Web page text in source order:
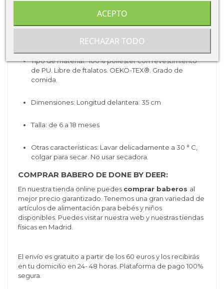
Características del Babero
Tipo de producto: Babero.
Tipo de material:100% poliéster con revestimiento
de PU. Libre de ftalatos. OEKO-TEX®. Grado de
comida.
Dimensiones: Longitud delantera: 35 cm
Talla: de 6 a 18 meses
Otras características: Lavar delicadamente a 30 ° C,
colgar para secar. No usar secadora.
COMPRAR BABERO DE DONE BY DEER:
En nuestra tienda online puedes comprar baberos al
mejor precio garantizado. Tenemos una gran variedad de
artículos de alimentación para bebés y niños
disponibles. Puedes visitar nuestra web y nuestras tiendas
físicas en Madrid.
El envío es gratuito a partir de los 60 euros y los recibirás
en tu domicilio en 24- 48 horas. Plataforma de pago 100%
segura.
RECHAZAR TODO
ACEPTO